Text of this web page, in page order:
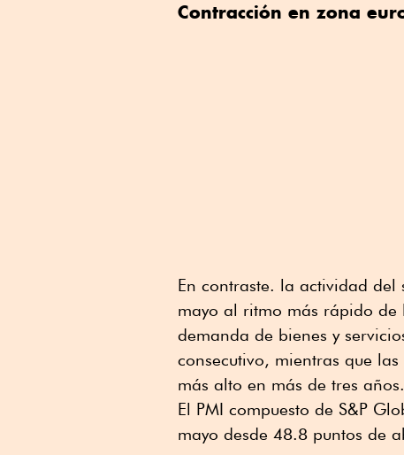
Contracción en zona
En contraste. la actividad
mayo al ritmo más rápido de
demanda de bienes y
consecutivo, mientras que
más alto en más de tres años.
El PMI compuesto de S&P
mayo desde 48.8 puntos de